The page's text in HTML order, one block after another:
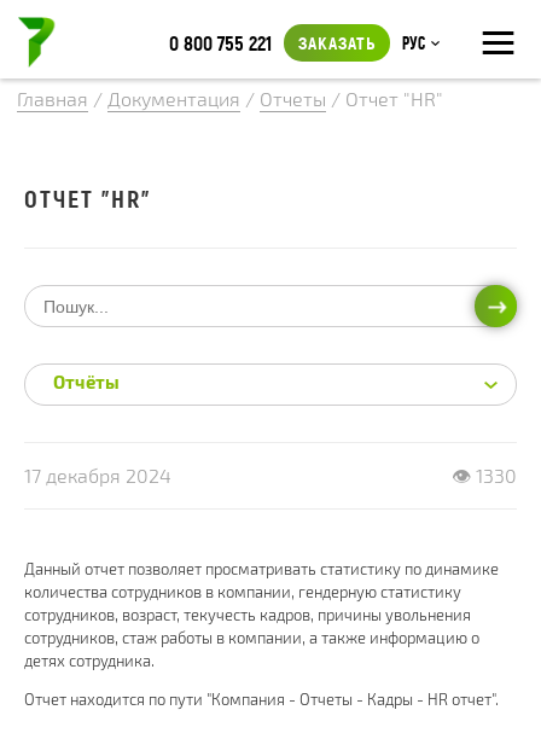
≡
0 800 755 221 ЗАКАЗАТЬ Рус
Главная / Документация / Отчеты / Отчет "HR"
17 декабря 2024 👁 1330
Данный отчет позволяет просматривать статистику по динамике
количества сотрудников в компании, гендерную статистику
сотрудников, возраст, текучесть кадров, причины увольнения
сотрудников, стаж работы в компании, а также информацию о
детях сотрудника.
Отчет находится по пути "Компания - Отчеты - Кадры - HR отчет".
ОТЧЕТ "HR"
Отчёты